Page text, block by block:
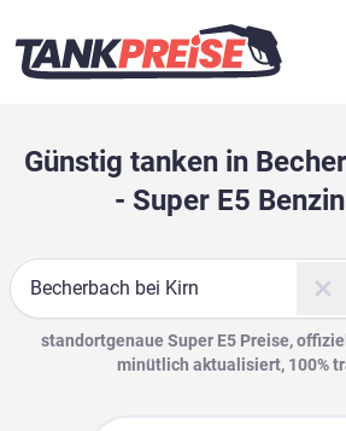
Günstig tanken in
- Super E5
Suche
standortgenaue Super E5 Preise,
minütlich aktualisiert, 100%